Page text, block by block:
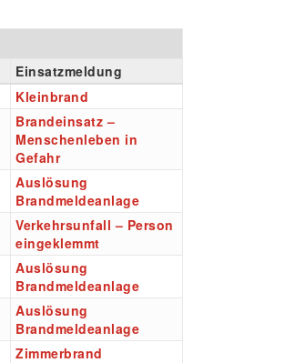
Einsatzmeldung
Kleinbrand
Brandeinsatz –
Menschenleben in
Gefahr
Auslösung
Brandmeldeanlage
Verkehrsunfall – Person
eingeklemmt
Auslösung
Brandmeldeanlage
Auslösung
Brandmeldeanlage
Zimmerbrand